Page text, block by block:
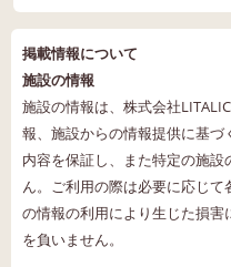
掲載情報について
施設の情報
施設の情報は、株式会社
報、施設からの情報提供に基づ
内容を保証し、また特定の施
ん。ご利用の際は必要に応じ
の情報の利用により生じた損害
を負いません。